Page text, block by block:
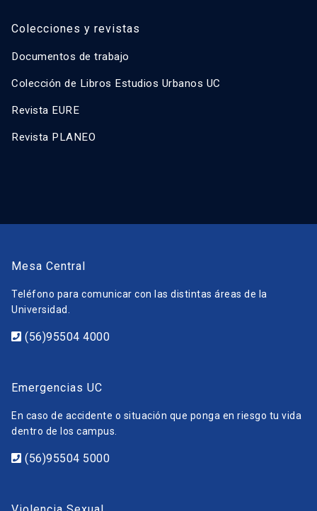
Colecciones y revistas
Documentos de trabajo
Colección de Libros Estudios Urbanos UC
Revista EURE
Revista PLANEO
Mesa Central
Teléfono para comunicar con las distintas áreas de la
Universidad.
(56)95504 4000
Emergencias UC
En caso de accidente o situación que ponga en riesgo tu vida
dentro de los campus.
(56)95504 5000